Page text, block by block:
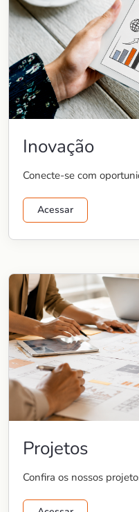
Inovação
Conecte-se com
Acessar
Projetos
Confira os nossos